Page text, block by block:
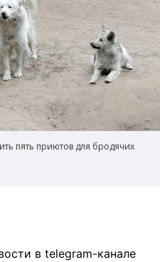
пять приютов для бродячих
в telegram-канале